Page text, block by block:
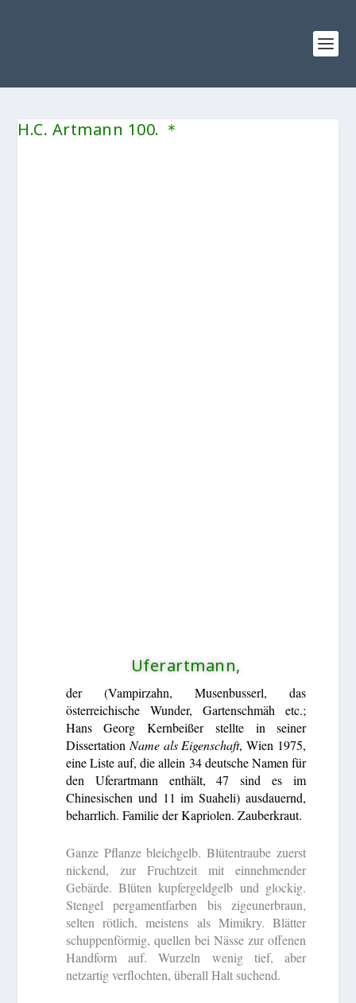
H.C. Artmann 100. ＊
Uferartmann,
der (Vampirzahn, Musenbusserl, das
österreichische Wunder, Gartenschmäh etc.;
Hans Georg Kernbeißer stellte in seiner
Dissertation Name als Eigenschaft, Wien 1975,
eine Liste auf, die allein 34 deutsche Namen für
den Uferartmann enthält, 47 sind es im
Chinesischen und 11 im Suaheli) ausdauernd,
beharrlich. Familie der Kapriolen. Zauberkraut.
Ganze Pflanze bleichgelb. Blütentraube zuerst
nickend, zur Fruchtzeit mit einnehmender
Gebärde. Blüten kupfergeldgelb und glockig.
Stengel pergamentfarben bis zigeunerbraun,
selten rötlich, meistens als Mimikry. Blätter
schuppenförmig, quellen bei Nässe zur offenen
Handform auf. Wurzeln wenig tief, aber
netzartig verflochten, überall Halt suchend.